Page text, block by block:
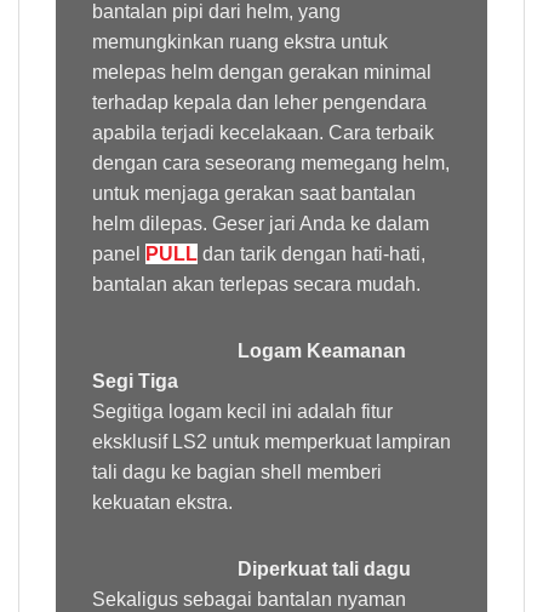
bantalan pipi dari helm, yang
memungkinkan ruang ekstra untuk
melepas helm dengan gerakan minimal
terhadap kepala dan leher pengendara
apabila terjadi kecelakaan. Cara terbaik
dengan cara seseorang memegang helm,
untuk menjaga gerakan saat bantalan
helm dilepas. Geser jari Anda ke dalam
panel
PULL dan tarik dengan hati-hati,
bantalan akan terlepas secara mudah.
Logam Keamanan
Segi Tiga
Segitiga logam kecil ini adalah fitur
eksklusif LS2 untuk memperkuat lampiran
tali dagu ke bagian shell memberi
kekuatan ekstra.
Diperkuat tali dagu
Sekaligus sebagai bantalan nyaman